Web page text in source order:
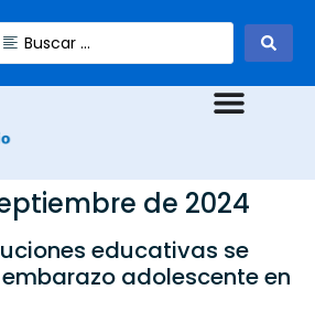
de 2024
educativas se
adolescente en